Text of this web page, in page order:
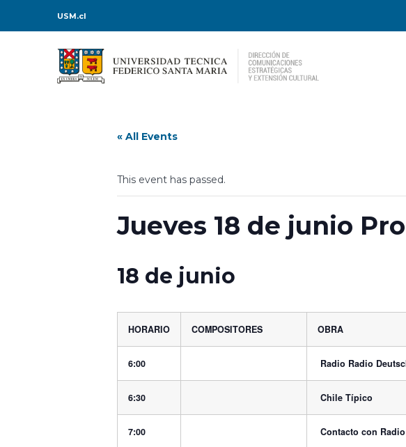
USM.cl
« All Events
This event has passed.
Jueves 18 de junio
18 de junio
HORARIO COMPOSITORES OBRA
6:00 Radio Radio
6:30 Chile Típico
7:00 Contacto con